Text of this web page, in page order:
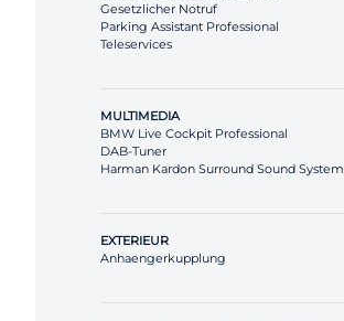
Gesetzlicher Notruf
Parking Assistant Professional
Teleservices
MULTIMEDIA
BMW Live Cockpit Professional
DAB-Tuner
Harman Kardon Surround Sound System
EXTERIEUR
Anhaengerkupplung